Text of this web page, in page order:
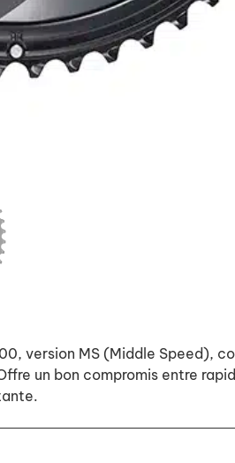
version MS (Middle Speed),
un bon compromis entre